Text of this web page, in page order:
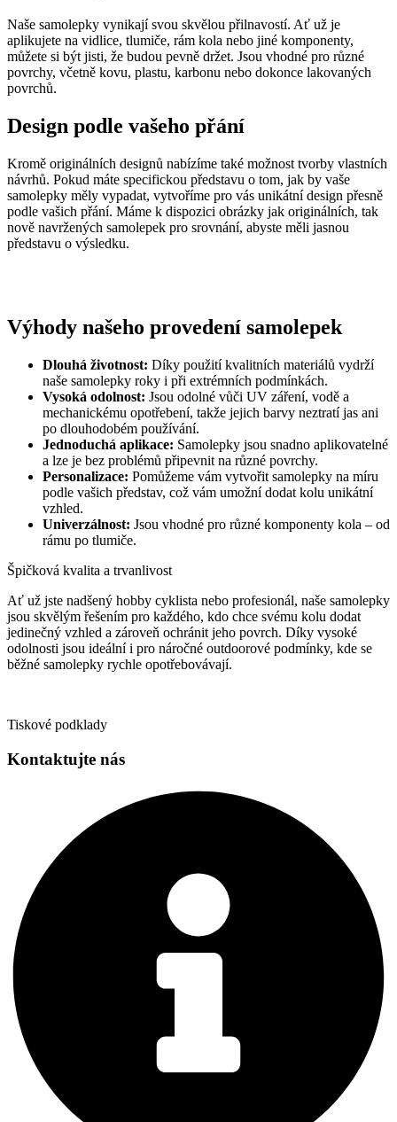
Naše samolepky vynikají svou skvělou přilnavostí. Ať už je
aplikujete na vidlice, tlumiče, rám kola nebo jiné komponenty,
můžete si být jisti, že budou pevně držet. Jsou vhodné pro různé
povrchy, včetně kovu, plastu, karbonu nebo dokonce lakovaných
povrchů.
Design podle vašeho přání
Kromě originálních designů nabízíme také možnost tvorby vlastních
návrhů. Pokud máte specifickou představu o tom, jak by vaše
samolepky měly vypadat, vytvoříme pro vás unikátní design přesně
podle vašich přání. Máme k dispozici obrázky jak originálních, tak
nově navržených samolepek pro srovnání, abyste měli jasnou
představu o výsledku.
Výhody našeho provedení samolepek
Dlouhá životnost: Díky použití kvalitních materiálů vydrží
naše samolepky roky i při extrémních podmínkách.
Vysoká odolnost: Jsou odolné vůči UV záření, vodě a
mechanickému opotřebení, takže jejich barvy neztratí jas ani
po dlouhodobém používání.
Jednoduchá aplikace: Samolepky jsou snadno aplikovatelné
a lze je bez problémů připevnit na různé povrchy.
Personalizace: Pomůžeme vám vytvořit samolepky na míru
podle vašich představ, což vám umožní dodat kolu unikátní
vzhled.
Univerzálnost: Jsou vhodné pro různé komponenty kola – od
rámu po tlumiče.
Špičková kvalita a trvanlivost
Ať už jste nadšený hobby cyklista nebo profesionál, naše samolepky
jsou skvělým řešením pro každého, kdo chce svému kolu dodat
jedinečný vzhled a zároveň ochránit jeho povrch. Díky vysoké
odolnosti jsou ideální i pro náročné outdoorové podmínky, kde se
běžné samolepky rychle opotřebovávají.
Tiskové podklady
Kontaktujte nás